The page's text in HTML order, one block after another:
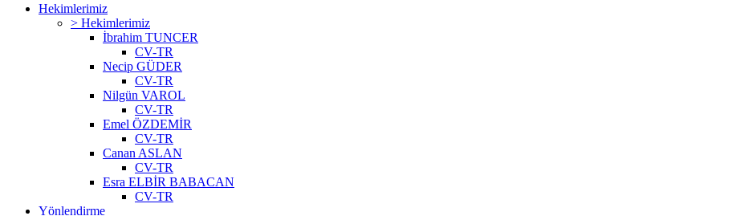
Hekimlerimiz
> Hekimlerimiz
İbrahim TUNCER
CV-TR
Necip GÜDER
CV-TR
Nilgün VAROL
CV-TR
Emel ÖZDEMİR
CV-TR
Canan ASLAN
CV-TR
Esra ELBİR BABACAN
CV-TR
Yönlendirme